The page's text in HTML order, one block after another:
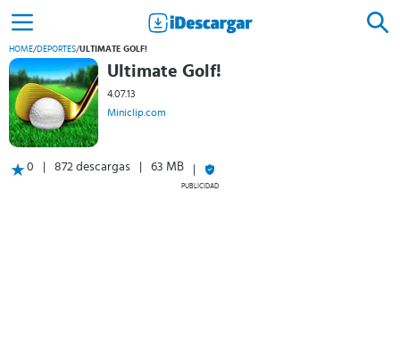
HOME/DEPORTES/ULTIMATE GOLF!
Ultimate Golf!
4.07.13
Miniclip.com
0 872 descargas 63 MB
PUBLICIDAD